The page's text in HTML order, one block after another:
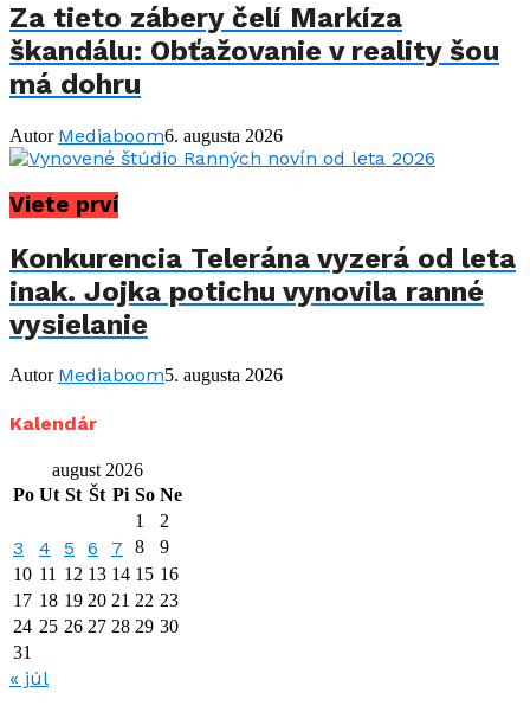
Za tieto zábery čelí Markíza
škandálu: Obťažovanie v reality šou
má dohru
Autor Mediaboom6. augusta 2026
Viete prví
Konkurencia Telerána vyzerá od leta
inak. Jojka potichu vynovila ranné
vysielanie
Autor Mediaboom5. augusta 2026
Kalendár
august 2026
Po Ut St Št Pi So Ne
1
2
3 4 5 6 7 8
9
10 11 12 13 14 15 16
17 18 19 20 21 22 23
24 25 26 27 28 29 30
31
« júl